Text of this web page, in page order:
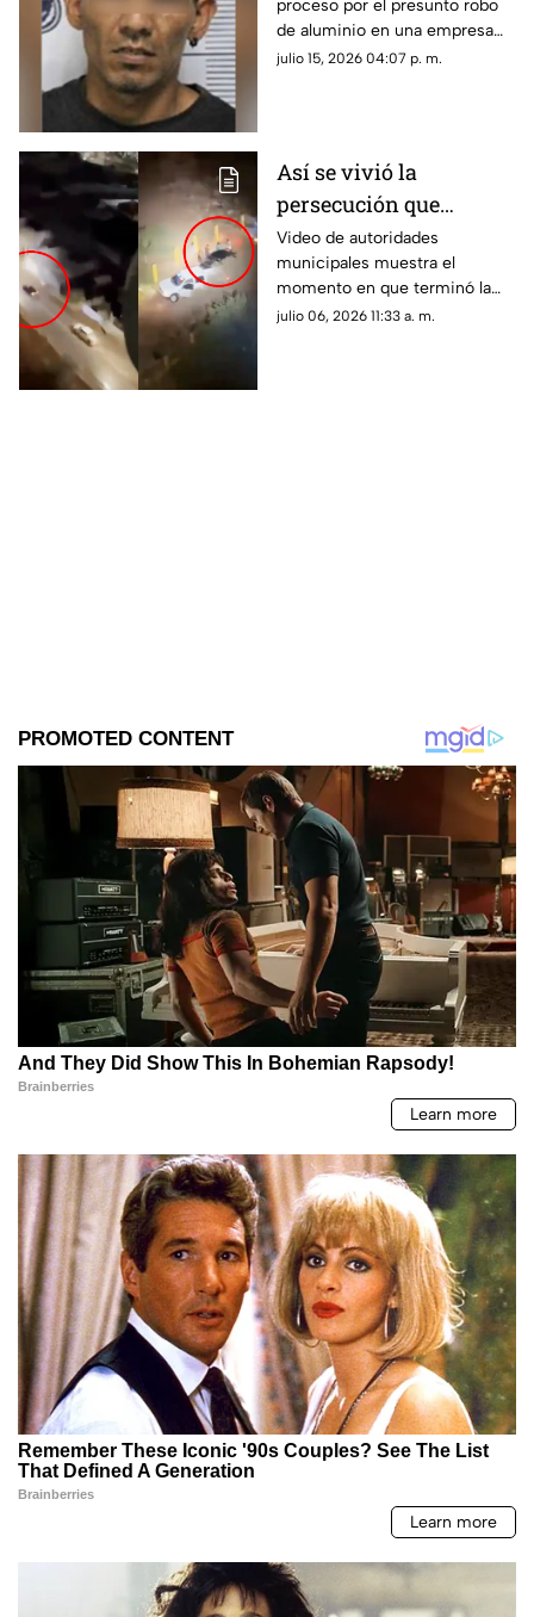
empresa recicladora en
Chihuahua
proceso por el presunto robo
de aluminio en una empresa
recicladora de la ciudad de
julio 15, 2026 04:07 p. m.
Así se vivió la
persecución que
movilizó a autoridades
al norte de Chihuahua
capital | VIDEO
Video de autoridades
municipales muestra el
momento en que terminó la
persecución al norte de
julio 06, 2026 11:33 a. m.